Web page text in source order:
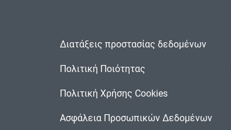
Διατάξεις προστασίας δεδομένων
Πολιτική Ποιότητας
Πολιτική Χρήσης Cookies
Ασφάλεια Προσωπικών Δεδομένων